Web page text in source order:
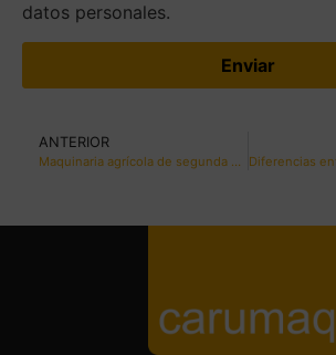
datos personales.
ANTERIOR
Maquinaria agrícola de segunda mano: una solución rentable para tu empresa en Canarias.